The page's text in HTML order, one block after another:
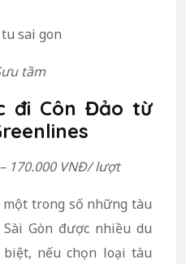
tầm
đi Côn Đảo từ
170.000 VNĐ/ lượt
một trong số những tàu
Gòn được nhiều du
nếu chọn loại tàu